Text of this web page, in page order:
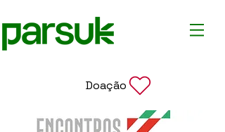
Doação